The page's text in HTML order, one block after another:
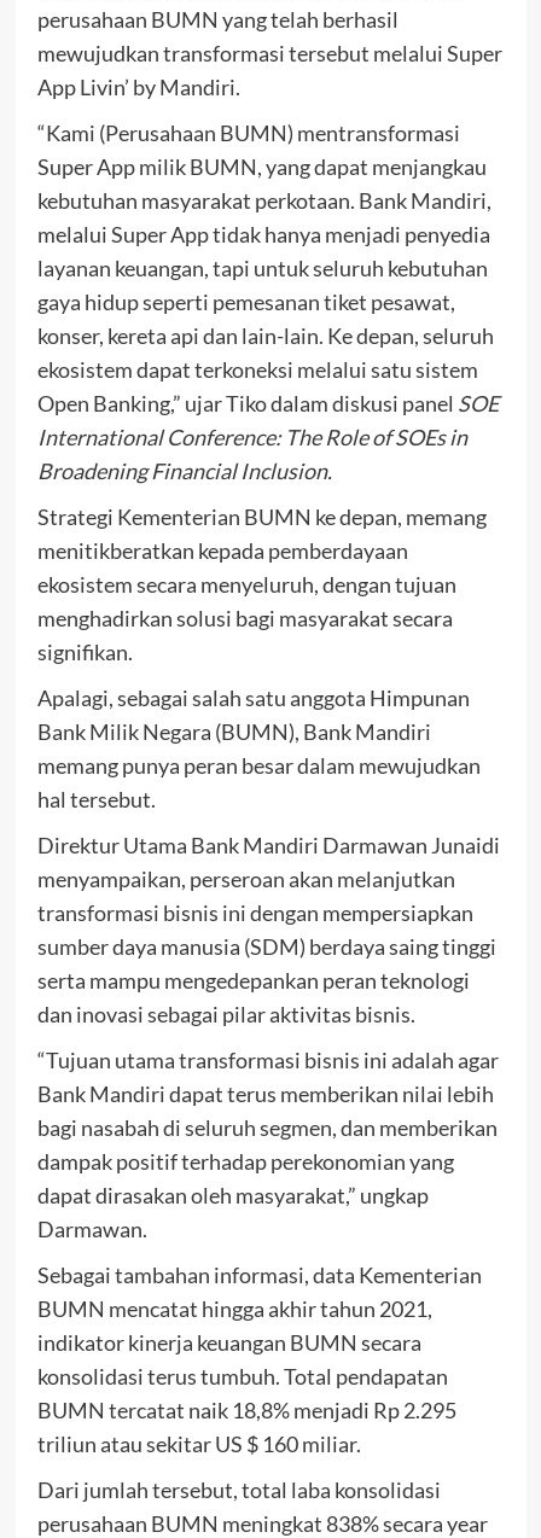
perusahaan BUMN yang telah berhasil
mewujudkan transformasi tersebut melalui Super
App Livin’ by Mandiri.
“Kami (Perusahaan BUMN) mentransformasi
Super App milik BUMN, yang dapat menjangkau
kebutuhan masyarakat perkotaan. Bank Mandiri,
melalui Super App tidak hanya menjadi penyedia
layanan keuangan, tapi untuk seluruh kebutuhan
gaya hidup seperti pemesanan tiket pesawat,
konser, kereta api dan lain-lain. Ke depan, seluruh
ekosistem dapat terkoneksi melalui satu sistem
Open Banking,” ujar Tiko dalam diskusi panel SOE
International Conference: The Role of SOEs in
Broadening Financial Inclusion.
Strategi Kementerian BUMN ke depan, memang
menitikberatkan kepada pemberdayaan
ekosistem secara menyeluruh, dengan tujuan
menghadirkan solusi bagi masyarakat secara
signifikan.
Apalagi, sebagai salah satu anggota Himpunan
Bank Milik Negara (BUMN), Bank Mandiri
memang punya peran besar dalam mewujudkan
hal tersebut.
Direktur Utama Bank Mandiri Darmawan Junaidi
menyampaikan, perseroan akan melanjutkan
transformasi bisnis ini dengan mempersiapkan
sumber daya manusia (SDM) berdaya saing tinggi
serta mampu mengedepankan peran teknologi
dan inovasi sebagai pilar aktivitas bisnis.
“Tujuan utama transformasi bisnis ini adalah agar
Bank Mandiri dapat terus memberikan nilai lebih
bagi nasabah di seluruh segmen, dan memberikan
dampak positif terhadap perekonomian yang
dapat dirasakan oleh masyarakat,” ungkap
Darmawan.
Sebagai tambahan informasi, data Kementerian
BUMN mencatat hingga akhir tahun 2021,
indikator kinerja keuangan BUMN secara
konsolidasi terus tumbuh. Total pendapatan
BUMN tercatat naik 18,8% menjadi Rp 2.295
triliun atau sekitar US $ 160 miliar.
Dari jumlah tersebut, total laba konsolidasi
perusahaan BUMN meningkat 838% secara year